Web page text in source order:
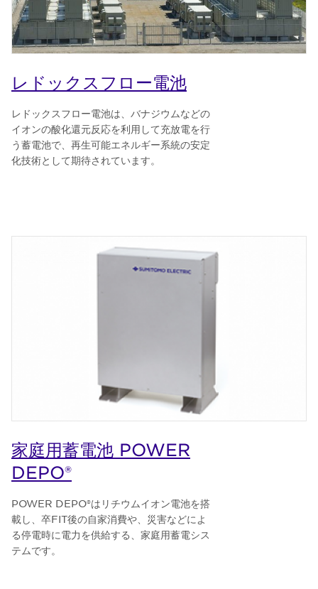
レドックスフロー電池
レドックスフロー電池は、バナジウムなどの
イオンの酸化還元反応を利用して充放電を行
う蓄電池で、再生可能エネルギー系統の安定
化技術として期待されています。
家庭用蓄電池 POWER
DEPO®
POWER DEPO®はリチウムイオン電池を搭
載し、卒FIT後の自家消費や、災害などによ
る停電時に電力を供給する、家庭用蓄電シス
テムです。